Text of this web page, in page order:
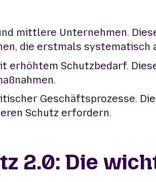
mittlere Unternehmen.
die erstmals systematisch
erhöhtem Schutzbedarf.
Geschäftsprozesse.
Schutz erfordern.
2.0: Die